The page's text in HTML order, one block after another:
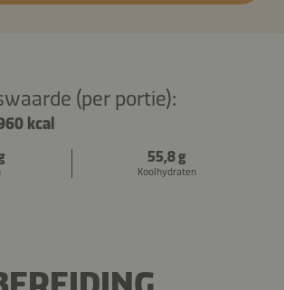
(per portie):
kcal
55,8 g
Koolhydraten